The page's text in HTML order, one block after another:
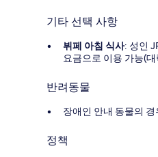
기타 선택 사항
뷔페 아침 식사: 성인
요금으로 이용 가능(
반려동물
장애인 안내 동물의 경
정책